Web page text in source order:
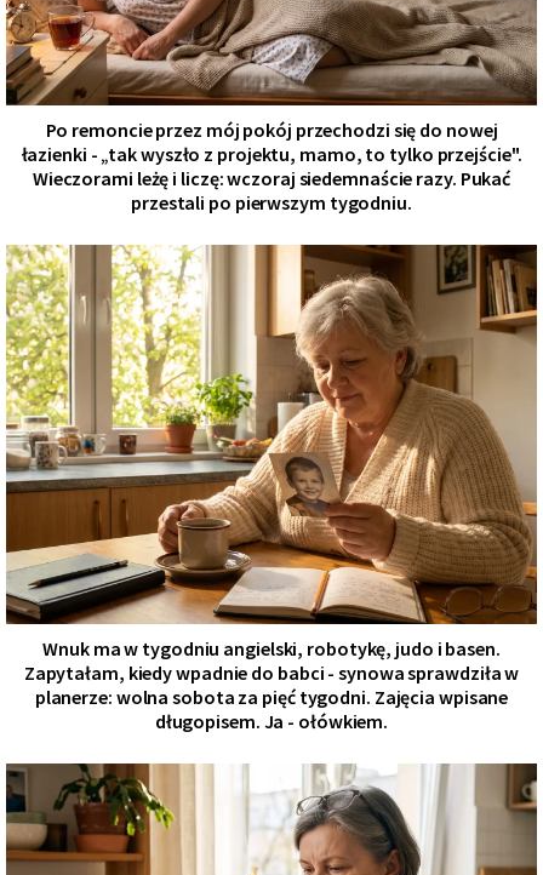
Po remoncie przez mój pokój przechodzi się do nowej
łazienki - „tak wyszło z projektu, mamo, to tylko przejście".
Wieczorami leżę i liczę: wczoraj siedemnaście razy. Pukać
przestali po pierwszym tygodniu.
Wnuk ma w tygodniu angielski, robotykę, judo i basen.
Zapytałam, kiedy wpadnie do babci - synowa sprawdziła w
planerze: wolna sobota za pięć tygodni. Zajęcia wpisane
długopisem. Ja - ołówkiem.